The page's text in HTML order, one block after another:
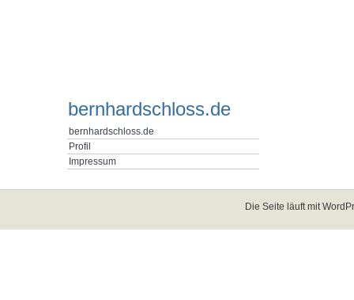
bernhardschloss.de
bernhardschloss.de
Profil
Impressum
Die Seite läuft mit